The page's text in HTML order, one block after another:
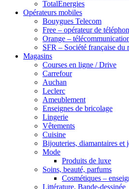
TotalEnergies
Opérateurs mobiles
Bouygues Telecom
Free – opérateur de
Orange –
SFR – Société française du
Magasins
Courses en ligne / Drive
Carrefour
Auchan
Leclerc
Ameublement
Enseignes de bricolage
Lingerie
Vêtements
Cuisine
Bijouteries, diamantaires et
Mode
Produits de luxe
Soins, beauté, parfums
Cosmétiques –
Littérature, Bande-dessinée